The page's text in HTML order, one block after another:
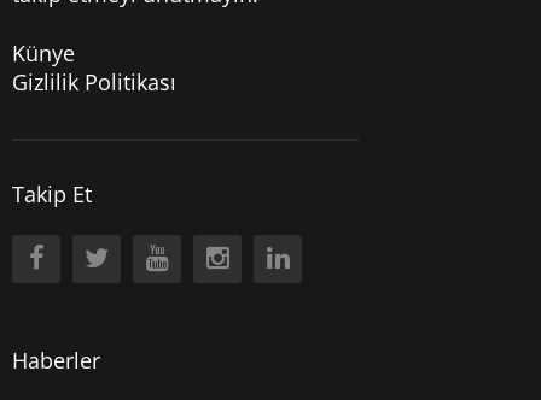
Künye
Gizlilik Politikası
Takip Et
Haberler